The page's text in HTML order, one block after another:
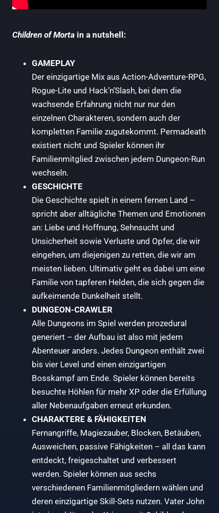
Children of Morta in a nutshell:
GAMEPLAY
Der einzigartige Mix aus Action-Adventure-RPG,
Rogue-Lite und Hack’n’Slash, bei dem die
wachsende Erfahrung nicht nur nur den
einzelnen Charakteren, sondern auch der
kompletten Familie zugutekommt. Permadeath
existiert nicht und Spieler können ihr
Familienmitglied zwischen jedem Dungeon-Run
wechseln.
GESCHICHTE
Die Geschichte spielt in einem fernen Land –
spricht aber alltägliche Themen und Emotionen
an: Liebe und Hoffnung, Sehnsucht und
Unsicherheit sowie Verluste und Opfer, die wir
eingehen, um diejenigen zu retten, die wir am
meisten lieben. Ultimativ geht es dabei um eine
Familie von tapferen Helden, die sich gegen die
aufkeimende Dunkelheit stellt.
DUNGEON-CRAWLER
Alle Dungeons im Spiel werden prozedural
generiert – der Aufbau ist also mit jedem
Abenteuer anders. Jedes Dungeon enthält zwei
bis vier Level und einen einzigartigen
Bosskampf am Ende. Spieler können bereits
besuchte Höhlen für mehr XP oder die Erfüllung
aller Nebenaufgaben erneut erkunden.
CHARAKTERE & FÄHIGKEITEN
Fernangriffe, Magiezauber, Blocken, Betäuben,
Ausweichen, passive Fähigkeiten – all das kann
entdeckt, freigeschaltet und verbessert
werden. Spieler können aus sechs
verschiedenen Familienmitgliedern wählen und
deren einzigartige Skill-Sets nutzen. Vater John